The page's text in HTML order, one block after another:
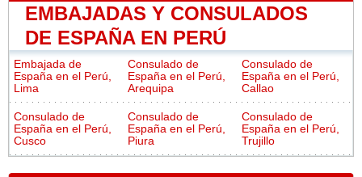
EMBAJADAS Y CONSULADOS
DE ESPAÑA EN PERÚ
Embajada de
España en el Perú,
Lima
Consulado de
España en el Perú,
Arequipa
Consulado de
España en el Perú,
Callao
Consulado de
España en el Perú,
Cusco
Consulado de
España en el Perú,
Piura
Consulado de
España en el Perú,
Trujillo